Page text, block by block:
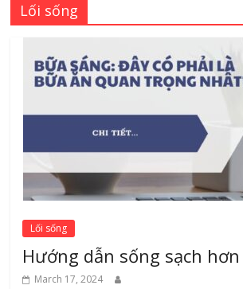
Lối sống
Lối sống
Hướng dẫn sống sạch hơn
March 17, 2024